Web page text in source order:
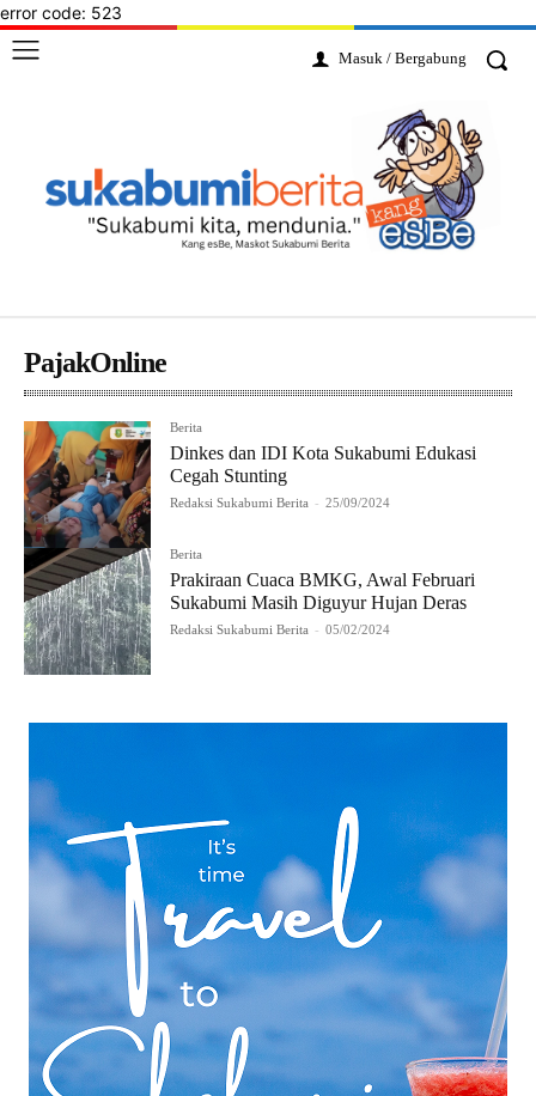
error code: 523
Masuk / Bergabung
PajakOnline
Berita
Dinkes dan IDI Kota Sukabumi Edukasi
Cegah Stunting
Redaksi Sukabumi Berita - 25/09/2024
Berita
Prakiraan Cuaca BMKG, Awal Februari
Sukabumi Masih Diguyur Hujan Deras
Redaksi Sukabumi Berita - 05/02/2024